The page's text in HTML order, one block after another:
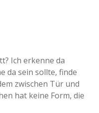
Ich erkenne da
da sein sollte, finde
zwischen Tür und
hat keine Form, die